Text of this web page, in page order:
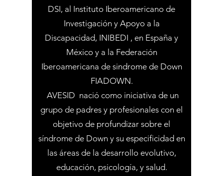
DSI, al Instituto Iberoamericano de
Investigación y Apoyo a la
Discapacidad, INIBEDI , en España y
México y a la Federación
Iberoamericana de sindrome de Down
FIADOWN.
AVESID nació como iniciativa de un
grupo de padres y profesionales con el
objetivo de profundizar sobre el
síndrome de Down y su especificidad en
las áreas de la desarrollo evolutivo,
educación, psicología, y salud.